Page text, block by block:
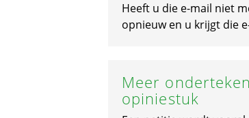
Heeft u die e-mail niet
opnieuw en u krijgt die
Meer
opiniestuk